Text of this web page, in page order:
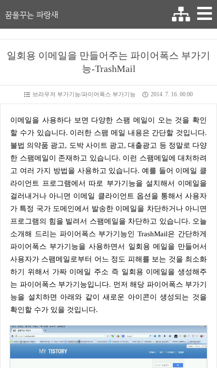
꿈을꾸는 파랑새
일회용 이메일을 만들어주는 파이어폭스 부가기
능-TrashMail
브라우저 부가기능/파이어폭스 부가기능 2014. 7. 16. 00:00
이메일을 사용하다 보면 다양한 스팸 메일이 오는 것을 확인
할 수가 있습니다. 이러한 스팸 메일 내용은 간단할 것입니다.
불법 의약품 광고, 도박 사이트 광고, 대출광고 등 정말로 다양
한 스팸메일이 존재하고 있습니다. 이런 스팸메일에 대처하려
고 여러 가지 방법을 사용하고 있습니다. 예를 들어 이메일 클
라이언트 프로그램에서 따로 부가기능을 설치해서 이메일을
걸러내거나 아니면 이메일 클라이언트 옵션을 통해서 사용자
가 특정 국가 도메인에서 발송한 이메일을 차단하거나 아니면
프로그램의 힘을 빌려서 스팸메일을 차단하고 있습니다. 오늘
소개해 드리는 파이어폭스 부가기능인 TrashMail은 간단하게
파이어폭스 부가기능을 사용하면서 일회용 메일을 만들어서
사용자가 스팸메일로부터 어느 정도 피해를 보는 것을 최소화
하기 위해서 가짜 이메일 주소 즉 일회용 이메일을 생성해주
는 파이어폭스 부가기능입니다. 먼저 해당 파이어폭스 부가기
능을 설치하면 아래와 같이 새로운 아이콘이 생성되는 것을
확인할 수가 있을 것입니다.